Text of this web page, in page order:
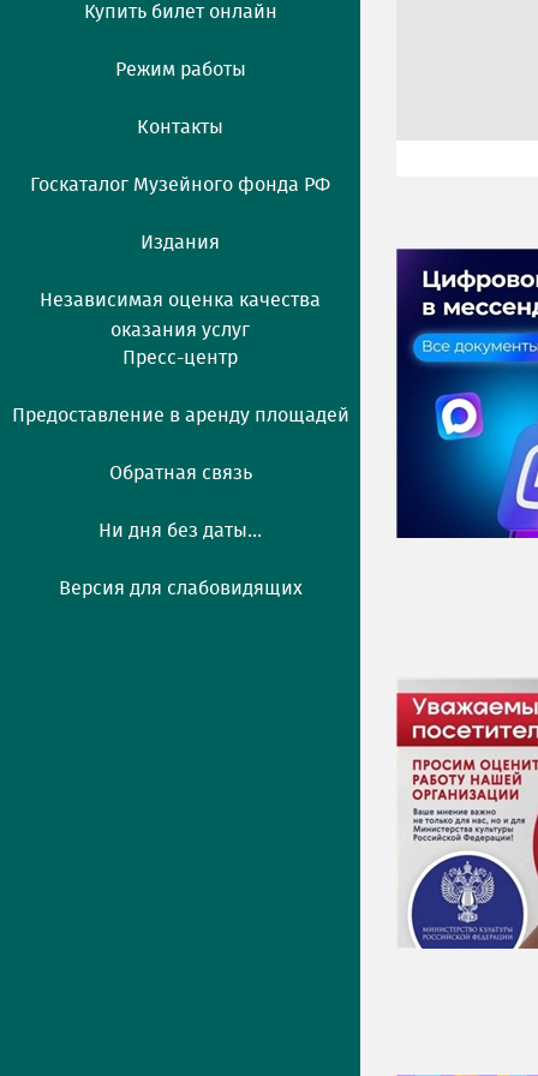
Купить билет онлайн
Режим работы
Контакты
Госкаталог Музейного фонда РФ
Издания
Независимая оценка качества
оказания услуг
Пресс-центр
Предоставление в аренду площадей
Обратная связь
Ни дня без даты...
Версия для слабовидящих